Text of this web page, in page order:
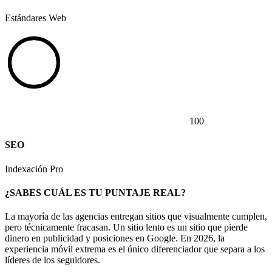
Estándares Web
100
SEO
Indexación Pro
¿SABES CUÁL ES TU PUNTAJE REAL?
La mayoría de las agencias entregan sitios que visualmente cumplen,
pero técnicamente fracasan. Un sitio lento es un sitio que pierde
dinero en publicidad y posiciones en Google. En 2026, la
experiencia móvil extrema es el único diferenciador que separa a los
líderes de los seguidores.